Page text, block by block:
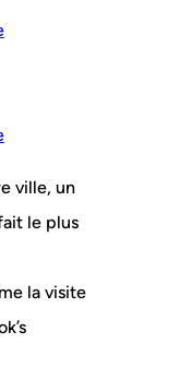
ville, un
le plus
la visite